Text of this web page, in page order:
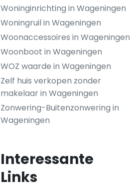
Woninginrichting in Wageningen
Woningruil in Wageningen
Woonaccessoires in Wageningen
Woonboot in Wageningen
WOZ waarde in Wageningen
Zelf huis verkopen zonder
makelaar in Wageningen
Zonwering-Buitenzonwering in
Wageningen
Interessante
Links